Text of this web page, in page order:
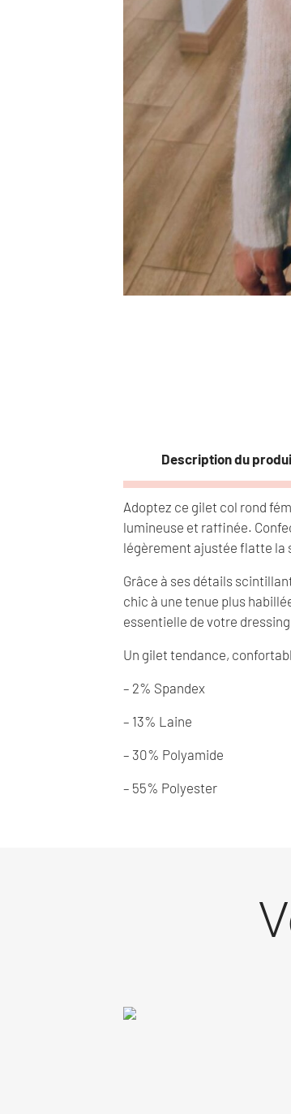
Description du
Adoptez ce gilet col rond
lumineuse et raffinée.
légèrement ajustée flatte la
Grâce à ses détails
chic à une tenue plus
essentielle de votre
Un gilet tendance,
– 2% Spandex
– 13% Laine
– 30% Polyamide
– 55% Polyester